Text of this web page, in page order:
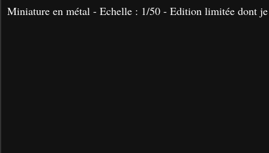
Miniature en métal - Echelle : 1/50 - Edition limitée dont je